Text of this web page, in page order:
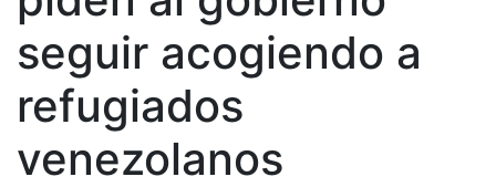
seguir acogiendo a
refugiados
venezolanos